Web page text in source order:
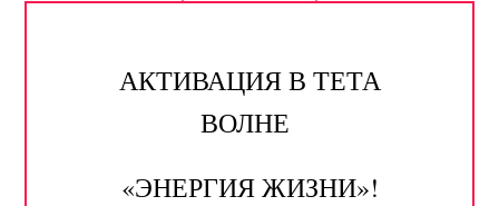
АКТИВАЦИЯ В ТЕТА
ВОЛНЕ
«ЭНЕРГИЯ ЖИЗНИ»!